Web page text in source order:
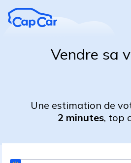
Vendre sa
Une estimation de
2 minutes, top